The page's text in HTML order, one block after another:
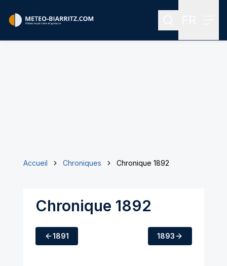
Rechercher
Accueil Chroniques Chronique 1892
Chronique 1892
1891 1893